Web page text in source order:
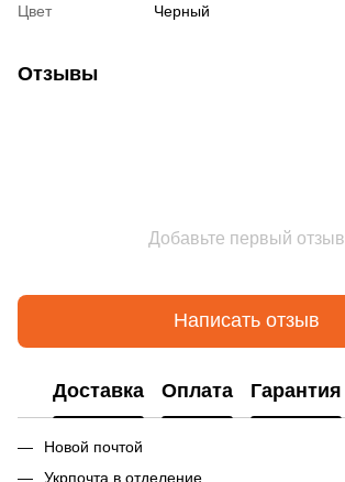
Цвет Черный
Отзывы
Добавьте первый отзыв
Написать отзыв
Доставка Оплата Гарантия
Новой почтой
Укрпочта в отделение